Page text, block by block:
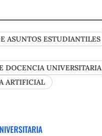
ASUNTOS ESTUDIANTILES
DOCENCIA UNIVERSITARIA
ARTIFICIAL